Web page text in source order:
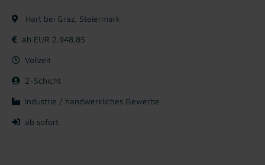
Hart bei Graz, Steiermark
ab EUR 2.948,85
Vollzeit
2-Schicht
Industrie / handwerkliches Gewerbe
ab sofort